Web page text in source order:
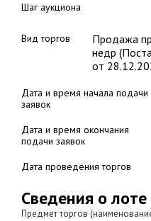
Шаг аукциона
Вид торгов
Продажа
недр
от
Дата и время начала подачи
заявок
Дата и время окончания
подачи заявок
Дата проведения торгов
Сведения о лоте
Предмет торгов